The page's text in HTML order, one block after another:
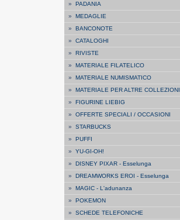
» PADANIA
» MEDAGLIE
» BANCONOTE
» CATALOGHI
» RIVISTE
» MATERIALE FILATELICO
» MATERIALE NUMISMATICO
» MATERIALE PER ALTRE COLLEZIONI
» FIGURINE LIEBIG
» OFFERTE SPECIALI / OCCASIONI
» STARBUCKS
» PUFFI
» YU-GI-OH!
» DISNEY PIXAR - Esselunga
» DREAMWORKS EROI - Esselunga
» MAGIC - L'adunanza
» POKEMON
» SCHEDE TELEFONICHE